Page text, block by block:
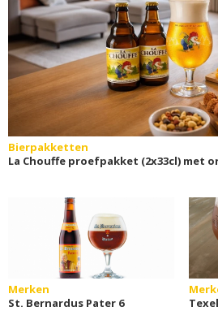
Bierpakketten
La Chouffe proefpakket (2x33cl) met
Merken
St. Bernardus Pater 6